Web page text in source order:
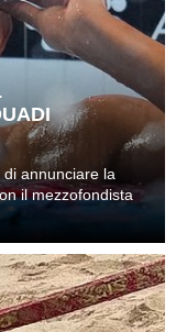
annunciare la
il mezzofondista